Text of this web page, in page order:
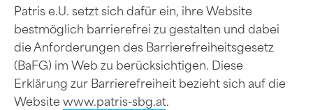
Patris e.U. setzt sich dafür ein, ihre Website
bestmöglich barrierefrei zu gestalten und dabei
die Anforderungen des Barrierefreiheitsgesetz
(BaFG) im Web zu berücksichtigen. Diese
Erklärung zur Barrierefreiheit bezieht sich auf die
Websitewww.patris-sbg.at.